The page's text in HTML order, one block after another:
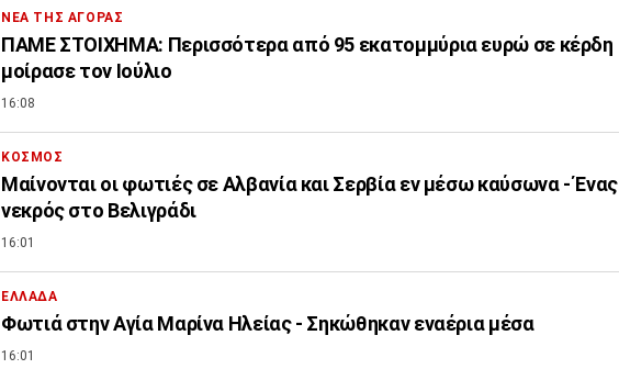
ΝΕΑ ΤΗΣ ΑΓΟΡΑΣ
ΠΑΜΕ ΣΤΟΙΧΗΜΑ: Περισσότερα από 95 εκατομμύρια ευρώ σε κέρδη
μοίρασε τον Ιούλιο
16:08
ΚΟΣΜΟΣ
Μαίνονται οι φωτιές σε Αλβανία και Σερβία εν μέσω καύσωνα - Ένας
νεκρός στο Βελιγράδι
16:01
ΕΛΛΑΔΑ
Φωτιά στην Aγία Μαρίνα Ηλείας - Σηκώθηκαν εναέρια μέσα
16:01